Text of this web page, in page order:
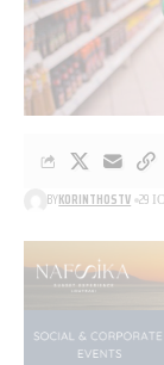
BYKORINTHOSTV 29